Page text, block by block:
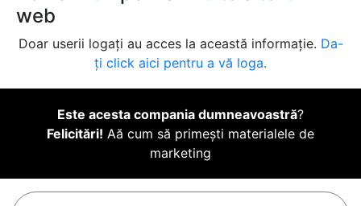
web
Doar userii logați au acces la această informație. Da-
ți click aici pentru a vă loga.
Este acesta compania dumneavoastră?
Felicitări! Aă cum să primești materialele de
marketing